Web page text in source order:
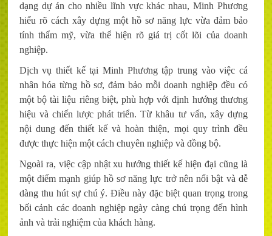
dạng dự án cho nhiều lĩnh vực khác nhau, Minh Phương
hiểu rõ cách xây dựng một hồ sơ năng lực vừa đảm bảo
tính thẩm mỹ, vừa thể hiện rõ giá trị cốt lõi của doanh
nghiệp.
Dịch vụ thiết kế tại Minh Phương tập trung vào việc cá
nhân hóa từng hồ sơ, đảm bảo mỗi doanh nghiệp đều có
một bộ tài liệu riêng biệt, phù hợp với định hướng thương
hiệu và chiến lược phát triển. Từ khâu tư vấn, xây dựng
nội dung đến thiết kế và hoàn thiện, mọi quy trình đều
được thực hiện một cách chuyên nghiệp và đồng bộ.
Ngoài ra, việc cập nhật xu hướng thiết kế hiện đại cũng là
một điểm mạnh giúp hồ sơ năng lực trở nên nổi bật và dễ
dàng thu hút sự chú ý. Điều này đặc biệt quan trọng trong
bối cảnh các doanh nghiệp ngày càng chú trọng đến hình
ảnh và trải nghiệm của khách hàng.